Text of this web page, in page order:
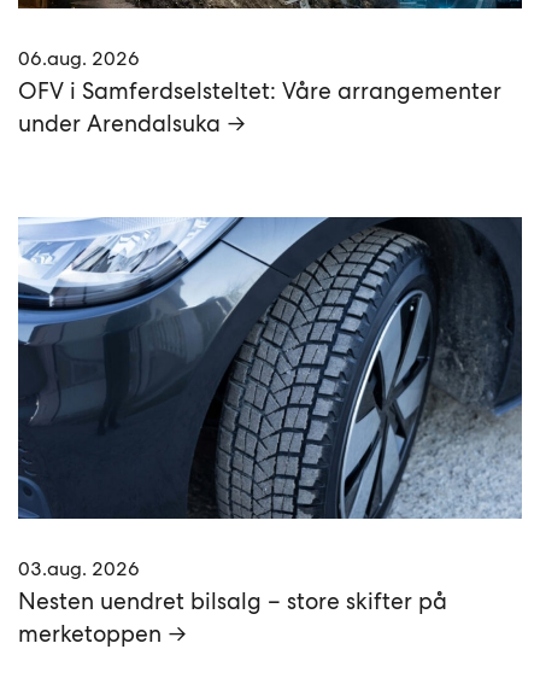
06.aug. 2026
OFV i Samferdselsteltet: Våre arrangementer
under Arendalsuka →
03.aug. 2026
Nesten uendret bilsalg – store skifter på
merketoppen →